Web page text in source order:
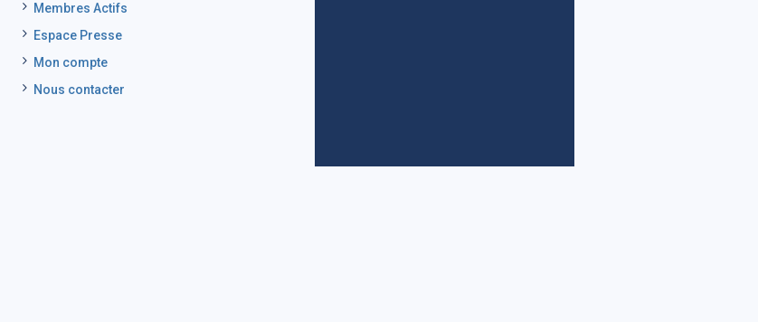
Membres Actifs
Espace Presse
Mon compte
Nous contacter